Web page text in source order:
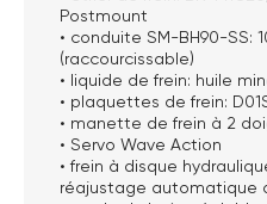
Postmount
• conduite SM-BH90-SS:
(raccourcissable)
• liquide de frein: huile
• plaquettes de frein:
• manette de frein à 2
• Servo Wave Action
• frein à disque
réajustage automatique